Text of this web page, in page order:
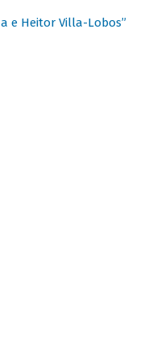
e Heitor Villa-Lobos”